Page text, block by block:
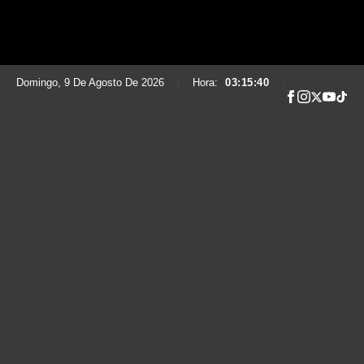
Domingo, 9 De Agosto De 2026 Hora: 03:15:41